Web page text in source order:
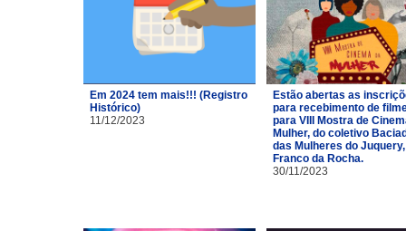
Em 2024 tem mais!!! (Registro
Histórico)
11/12/2023
Estão abertas as
para recebimento de
para VIII Mostra de
Mulher, do coletivo
das Mulheres do
Franco da Rocha.
30/11/2023